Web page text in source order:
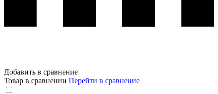
Добавить в сравнение
Товар в сравнении Перейти в сравнение